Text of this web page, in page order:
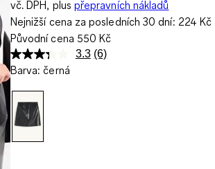
vč. DPH, plus přepravních nákladů
Nejnižší cena za posledních 30 dní: 224 Kč
Původní cena 550 Kč
3.3 Přečtěte
(6)
Barva: černá